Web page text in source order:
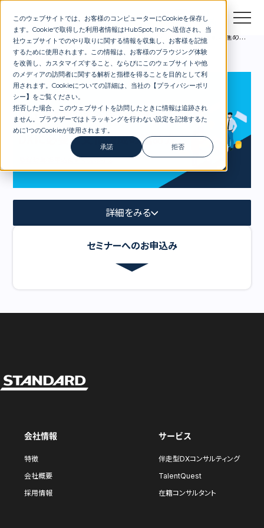
このウェブサイトでは、お客様のコンピューターにCookieを保存し
ます。Cookieで取得した利用者情報はHubSpot, Inc.へ送信され、当
社ウェブサイトでのやり取りに関する情報を収集し、お客様を記憶
するために使用されます。この情報は、お客様のブラウジング体験
を改善し、カスタマイズすること、ならびにこのウェブサイトや他
のメディアの訪問者に関する解析と指標を得ることを目的として利
用されます。Cookieについての詳細は、当社の【プライバシーポリ
シー】 をご覧ください。
拒否した場合、このウェブサイトを訪問したときに情報は追跡され
ません。ブラウザーではトラッキングを行わない設定を記憶するた
めに1つのCookieが使用されます。
承諾
拒否
お問合せ セミナー 資料DL
セミナー すぐ視聴可能：大企業の意識改革、DXを前に進めるための文化醸成セミナー 〜定着するDXの進め方とは〜
詳細をみる
セミナーへのお申込み
会社情報
特徴
会社概要
採用情報
サービス
伴走型DXコンサルティング
TalentQuest
在籍コンサルタント